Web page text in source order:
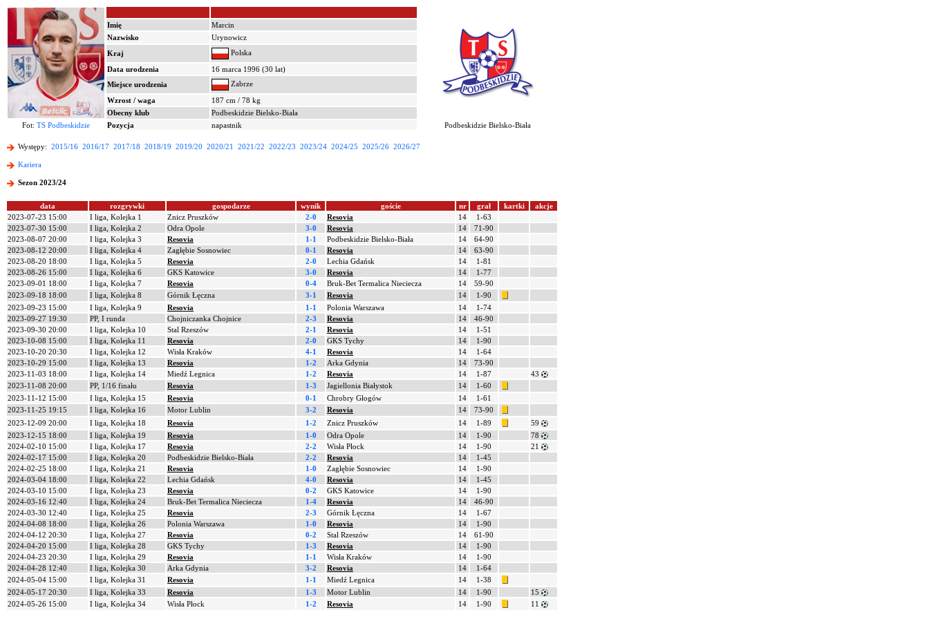
Imię
Marcin
Nazwisko
Urynowicz
Kraj
Polska
Data urodzenia
16 marca 1996 (30 lat)
Miejsce urodzenia
Zabrze
Wzrost / waga
187 cm / 78 kg
Obecny klub
Podbeskidzie Bielsko-Biała
Fot: TS Podbeskidzie Pozycja napastnik Podbeskidzie Bielsko-Biała
Występy: 2015/16 2016/17 2017/18 2018/19 2019/20 2020/21 2021/22 2022/23 2023/24 2024/25 2025/26 2026/27
Kariera
Sezon 2023/24
data rozgrywki gospodarze wynik goście nr grał kartki
akcje
2023-07-23 15:00
I liga, Kolejka 1 Znicz Pruszków 2-0 Resovia 14
1-63
2023-07-30 15:00
I liga, Kolejka 2 Odra Opole 3-0 Resovia 14
71-90
2023-08-07 20:00
I liga, Kolejka 3 Resovia 1-1 Podbeskidzie Bielsko-Biała 14
64-90
2023-08-12 20:00
I liga, Kolejka 4 Zagłębie Sosnowiec 0-1 Resovia 14
63-90
2023-08-20 18:00
I liga, Kolejka 5 Resovia 2-0 Lechia Gdańsk 14
1-81
2023-08-26 15:00
I liga, Kolejka 6 GKS Katowice 3-0 Resovia 14
1-77
2023-09-01 18:00
I liga, Kolejka 7 Resovia 0-4 Bruk-Bet Termalica Nieciecza 14
59-90
2023-09-18 18:00
I liga, Kolejka 8 Górnik Łęczna 3-1 Resovia 14
1-90
2023-09-23 15:00
I liga, Kolejka 9 Resovia 1-1 Polonia Warszawa 14
1-74
2023-09-27 19:30
PP, I runda Chojniczanka Chojnice 2-3 Resovia 14
46-90
2023-09-30 20:00
I liga, Kolejka 10 Stal Rzeszów 2-1 Resovia 14
1-51
2023-10-08 15:00
I liga, Kolejka 11 Resovia 2-0 GKS Tychy 14
1-90
2023-10-20 20:30
I liga, Kolejka 12 Wisła Kraków 4-1 Resovia 14
1-64
2023-10-29 15:00
I liga, Kolejka 13 Resovia 1-2 Arka Gdynia 14
73-90
2023-11-03 18:00
I liga, Kolejka 14 Miedź Legnica 1-2 Resovia 14 1-87
43
2023-11-08 20:00
PP, 1/16 finału Resovia 1-3 Jagiellonia Białystok 14
1-60
2023-11-12 15:00
I liga, Kolejka 15 Resovia 0-1 Chrobry Głogów 14
1-61
2023-11-25 19:15
I liga, Kolejka 16 Motor Lublin 3-2 Resovia 14
73-90
2023-12-09 20:00
I liga, Kolejka 18 Resovia 1-2 Znicz Pruszków 14 1-89
59
2023-12-15 18:00
I liga, Kolejka 19 Resovia 1-0 Odra Opole 14 1-90
78
2024-02-10 15:00
I liga, Kolejka 17 Resovia 2-2 Wisła Płock 14 1-90
21
2024-02-17 15:00
I liga, Kolejka 20 Podbeskidzie Bielsko-Biała 2-2 Resovia 14
1-45
2024-02-25 18:00
I liga, Kolejka 21 Resovia 1-0 Zagłębie Sosnowiec 14
1-90
2024-03-04 18:00
I liga, Kolejka 22 Lechia Gdańsk 4-0 Resovia 14
1-45
2024-03-10 15:00
I liga, Kolejka 23 Resovia 0-2 GKS Katowice 14
1-90
2024-03-16 12:40
I liga, Kolejka 24 Bruk-Bet Termalica Nieciecza 1-4 Resovia 14
46-90
2024-03-30 12:40
I liga, Kolejka 25 Resovia 2-3 Górnik Łęczna 14
1-67
2024-04-08 18:00
I liga, Kolejka 26 Polonia Warszawa 1-0 Resovia 14
1-90
2024-04-12 20:30
I liga, Kolejka 27 Resovia 0-2 Stal Rzeszów 14
61-90
2024-04-20 15:00
I liga, Kolejka 28 GKS Tychy 1-3 Resovia 14
1-90
2024-04-23 20:30
I liga, Kolejka 29 Resovia 1-1 Wisła Kraków 14
1-90
2024-04-28 12:40
I liga, Kolejka 30 Arka Gdynia 3-2 Resovia 14
1-64
2024-05-04 15:00
I liga, Kolejka 31 Resovia 1-1 Miedź Legnica 14
1-38
2024-05-17 20:30
I liga, Kolejka 33 Resovia 1-3 Motor Lublin 14 1-90
15
2024-05-26 15:00
I liga, Kolejka 34 Wisła Płock 1-2 Resovia 14 1-90 11